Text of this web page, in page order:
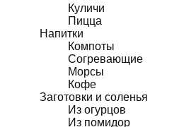
Куличи
Пицца
Напитки
Компоты
Согревающие
Морсы
Кофе
Заготовки и соленья
Из огурцов
Из помидор